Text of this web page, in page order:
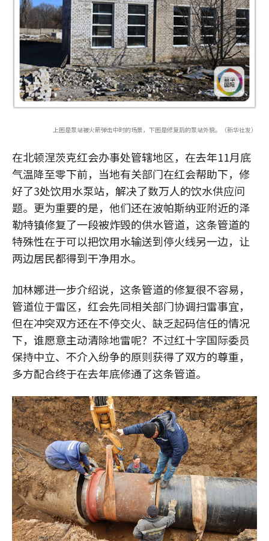
上图是泵站被火箭弹击中时的场景，下图是修复后的泵站外貌。（新华社发）
在北顿涅茨克红会办事处管辖地区，在去年11月底
气温降至零下前，当地有关部门在红会帮助下，修
好了3处饮用水泵站，解决了数万人的饮水供应问
题。更为重要的是，他们还在波帕斯纳亚附近的泽
勒特镇修复了一段被炸毁的供水管道，这条管道的
特殊性在于可以把饮用水输送到停火线另一边，让
两边居民都得到干净用水。
加林娜进一步介绍说，这条管道的修复很不容易，
管道位于雷区，红会先同相关部门协调扫雷事宜，
但在冲突双方还在不停交火、缺乏起码信任的情况
下，谁愿意主动清除地雷呢？不过红十字国际委员
保持中立、不介入纷争的原则获得了双方的尊重，
多方配合终于在去年底修通了这条管道。